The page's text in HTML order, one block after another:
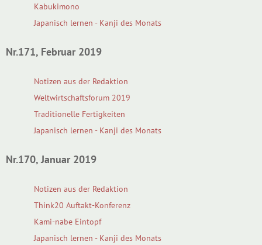
Kabukimono
Japanisch lernen - Kanji des Monats
Nr.171, Februar 2019
Notizen aus der Redaktion
Weltwirtschaftsforum 2019
Traditionelle Fertigkeiten
Japanisch lernen - Kanji des Monats
Nr.170, Januar 2019
Notizen aus der Redaktion
Think20 Auftakt-Konferenz
Kami-nabe Eintopf
Japanisch lernen - Kanji des Monats